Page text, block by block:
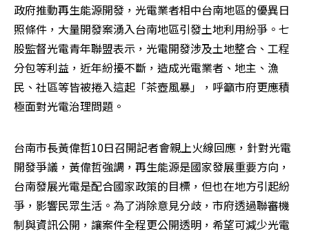
政府推動再生能源開發，光電業者相中台南地區的優異日
照條件，大量開發案湧入台南地區引發土地利用紛爭。七
股監督光電青年聯盟表示，光電開發涉及土地整合、工程
分包等利益，近年紛擾不斷，造成光電業者、地主、漁
民、社區等皆被捲入這起「茶壺風暴」，呼籲市府更應積
極面對光電治理問題。
台南市長黃偉哲10日召開記者會親上火線回應，針對光電
開發爭議，黃偉哲強調，再生能源是國家發展重要方向，
台南發展光電是配合國家政策的目標，但也在地方引起紛
爭，影響民眾生活。為了消除意見分歧，市府透過聯審機
制與資訊公開，讓案件全程更公開透明，希望可減少光電